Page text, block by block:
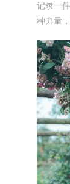
记录一
种力量